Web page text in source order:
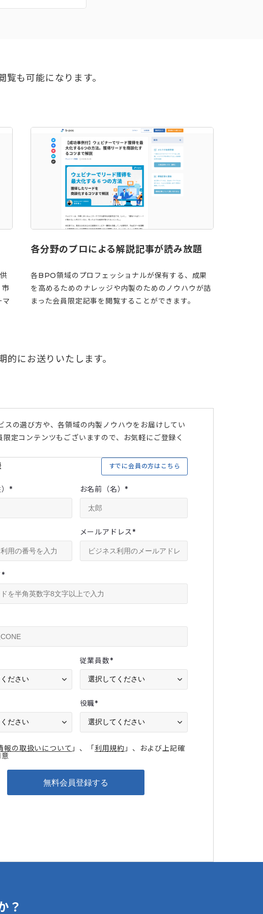
も可能になります。
マ
各分野のプロによる解説記事が読み放題
各BPO領域のプロフェッショナルが保有する、成果
を高めるためのナレッジや内製のためのノウハウが詰
まった会員限定記事を閲覧することができます。
にお送りいたします。
スの選び方や、各領域の内製ノウハウをお届けしてい
限定コンテンツもございますので、お気軽にご登録く
すでに会員の方はこちら
* お名前（名）*
メールアドレス*
*
従業員数*
役職*
報の取扱いについて 」、「利用規約 」、および上記確
？